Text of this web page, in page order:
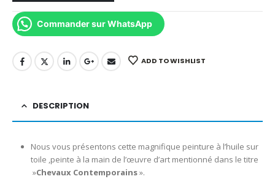
Commander sur WhatsApp
ADD TO WISHLIST
DESCRIPTION
Nous vous présentons cette magnifique peinture à l’huile sur
toile ,peinte à la main de l’œuvre d’art mentionné dans le titre
»Chevaux Contemporains».